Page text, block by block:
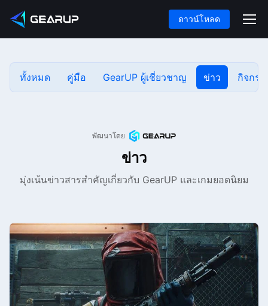
ดาวน์โหลด
ทั้งหมด คู่มือ GearUP ผู้เชี่ยวชาญ ข่าว กิจกร
พัฒนาโดย
ข่าว
มุ่งเน้นข่าวสารสำคัญเกี่ยวกับ GearUP และเกมยอดนิยม